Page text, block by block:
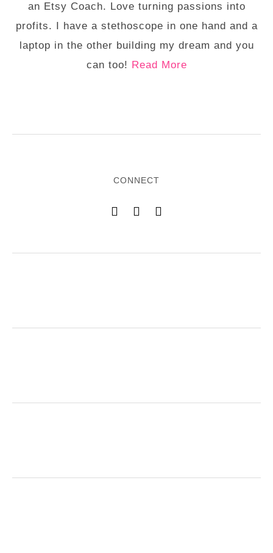
an Etsy Coach. Love turning passions into
profits. I have a stethoscope in one hand and a
laptop in the other building my dream and you
can too! Read More
CONNECT